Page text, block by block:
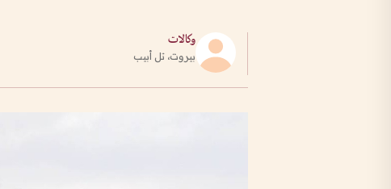
وكالات
بيروت، تل أبيب